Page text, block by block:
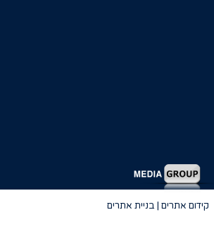
קידום אתרים | בניית אתרים